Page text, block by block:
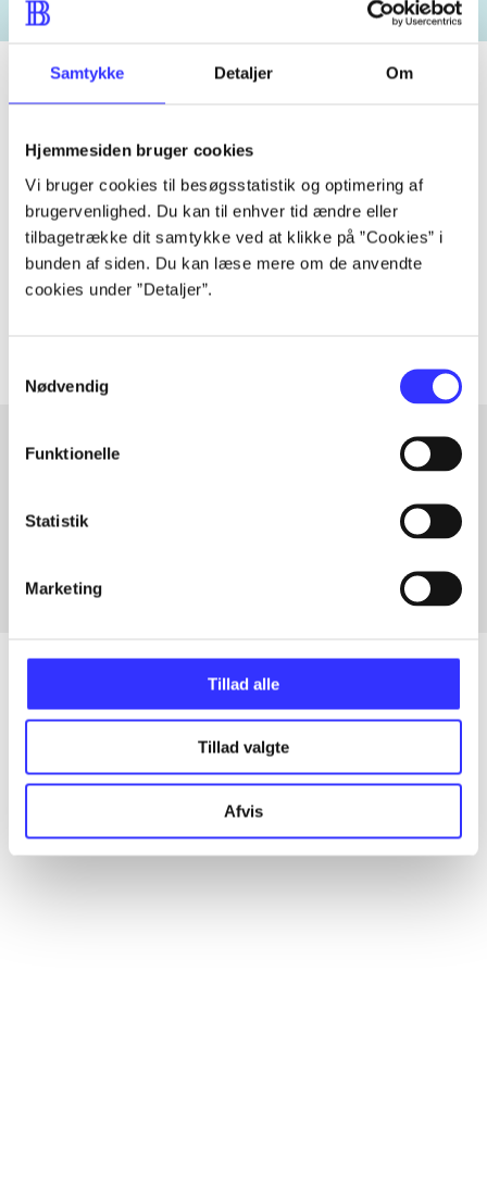
Samtykke Detaljer Om
Hjemmesiden bruger cookies
Vi bruger cookies til besøgsstatistik og optimering af
brugervenlighed. Du kan til enhver tid ændre eller
tilbagetrække dit samtykke ved at klikke på ”Cookies” i
bunden af siden. Du kan læse mere om de anvendte
cookies under ”Detaljer”.
Nødvendig
Funktionelle
Statistik
Marketing
Tillad alle
Tillad valgte
Afvis
Tidsskrift
Artiklen er en del af
lorem ipsum dolor sit amet ...
Tidsskrift
handler ofte om
Fra
Alle registrerede artikler fordelt på udgivelser